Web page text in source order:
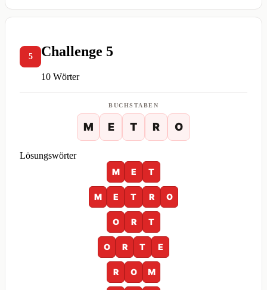
5 Challenge 5
10 Wörter
BUCHSTABEN
M E T R O
Lösungswörter
M
E T
M E T R O
O R T
O R T E
R O M